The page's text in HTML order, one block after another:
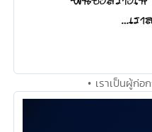
• เราเป็นผู้ก่